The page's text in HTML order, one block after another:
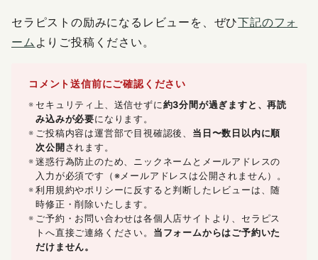
セラピストの励みになるレビューを、ぜひ下記のフォ
ーム よりご投稿ください。
コメント送信前にご確認ください
セキュリティ上、送信せずに 約3分間が過ぎますと、再読
み込みが必要になります。
ご投稿内容は運営部で目視確認後、 当日〜数日以内に順
次公開 されます。
迷惑行為防止のため、ニックネームとメールアドレスの
入力が必須です（※メールアドレスは公開されません）。
利用規約やポリシーに反すると判断したレビューは、随
時修正・削除いたします。
ご予約・お問い合わせは各個人店サイトより、セラピス
トへ直接ご連絡ください。 当フォームからはご予約いた
だけません。